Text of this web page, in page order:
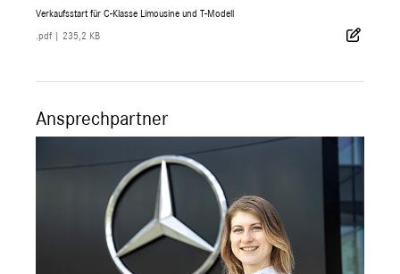
Verkaufsstart für C-Klasse Limousine und T-Modell
.pdf 235,2 KB
Ansprechpartner